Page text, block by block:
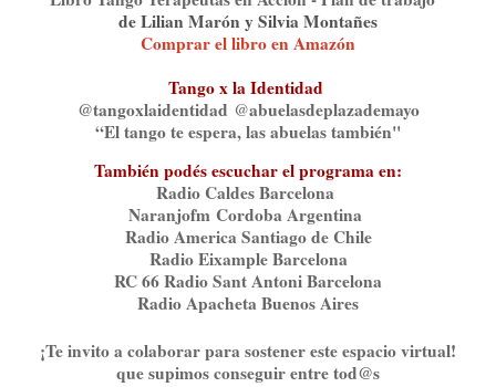
de Lilian Marón y Silvia Montañes
Comprar el libro en Amazón
Tango x la Identidad
@tangoxlaidentidad⁠⁠⁠⁠ @⁠abuelasdeplazademayo
“El tango te espera, las abuelas también"
También podés escuchar el programa en:
Radio Caldes Barcelona
Naranjofm⁠⁠ Cordoba Argentina
Radio America Santiago de Chile
Radio Eixample Barcelona
RC 66 Radio Sant Antoni Barcelona
Radio Apacheta Buenos Aires
¡Te invito a colaborar para sostener este espacio virtual!
que supimos conseguir entre tod@s